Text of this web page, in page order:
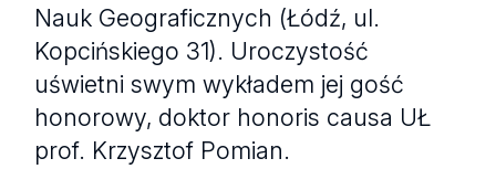
Nauk Geograficznych (Łódź, ul.
Kopcińskiego 31). Uroczystość
uświetni swym wykładem jej gość
honorowy, doktor honoris causa UŁ
prof. Krzysztof Pomian.